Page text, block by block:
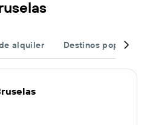
alquiler Destinos populares